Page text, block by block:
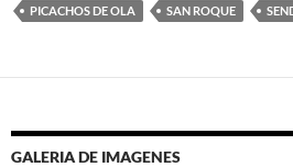
PICACHOS DE OLA
SAN ROQUE
GALERIA DE IMAGENES